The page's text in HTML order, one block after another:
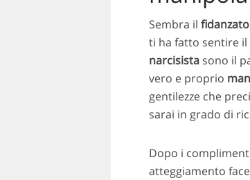
Sembra il
ti ha fatto sentire il
narcisistasono il
vero e proprio
gentilezze che
sarai in grado di
Dopo i
atteggiamento